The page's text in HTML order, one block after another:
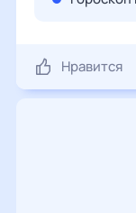
Нравится